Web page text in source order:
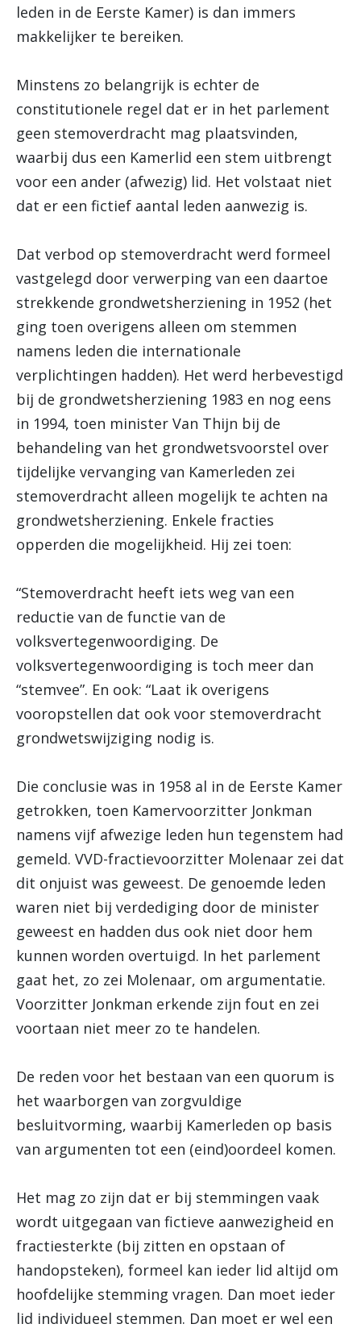
leden in de Eerste Kamer) is dan immers
makkelijker te bereiken.
Minstens zo belangrijk is echter de
constitutionele regel dat er in het parlement
geen stemoverdracht mag plaatsvinden,
waarbij dus een Kamerlid een stem uitbrengt
voor een ander (afwezig) lid. Het volstaat niet
dat er een fictief aantal leden aanwezig is.
Dat verbod op stemoverdracht werd formeel
vastgelegd door verwerping van een daartoe
strekkende grondwetsherziening in 1952 (het
ging toen overigens alleen om stemmen
namens leden die internationale
verplichtingen hadden). Het werd herbevestigd
bij de grondwetsherziening 1983 en nog eens
in 1994, toen minister Van Thijn bij de
behandeling van het grondwetsvoorstel over
tijdelijke vervanging van Kamerleden zei
stemoverdracht alleen mogelijk te achten na
grondwetsherziening. Enkele fracties
opperden die mogelijkheid. Hij zei toen:
“Stemoverdracht heeft iets weg van een
reductie van de functie van de
volksvertegenwoordiging. De
volksvertegenwoordiging is toch meer dan
“stemvee”. En ook: “Laat ik overigens
vooropstellen dat ook voor stemoverdracht
grondwetswijziging nodig is.
Die conclusie was in 1958 al in de Eerste Kamer
getrokken, toen Kamervoorzitter Jonkman
namens vijf afwezige leden hun tegenstem had
gemeld. VVD-fractievoorzitter Molenaar zei dat
dit onjuist was geweest. De genoemde leden
waren niet bij verdediging door de minister
geweest en hadden dus ook niet door hem
kunnen worden overtuigd. In het parlement
gaat het, zo zei Molenaar, om argumentatie.
Voorzitter Jonkman erkende zijn fout en zei
voortaan niet meer zo te handelen.
De reden voor het bestaan van een quorum is
het waarborgen van zorgvuldige
besluitvorming, waarbij Kamerleden op basis
van argumenten tot een (eind)oordeel komen.
Het mag zo zijn dat er bij stemmingen vaak
wordt uitgegaan van fictieve aanwezigheid en
fractiesterkte (bij zitten en opstaan of
handopsteken), formeel kan ieder lid altijd om
hoofdelijke stemming vragen. Dan moet ieder
lid individueel stemmen. Dan moet er wel een